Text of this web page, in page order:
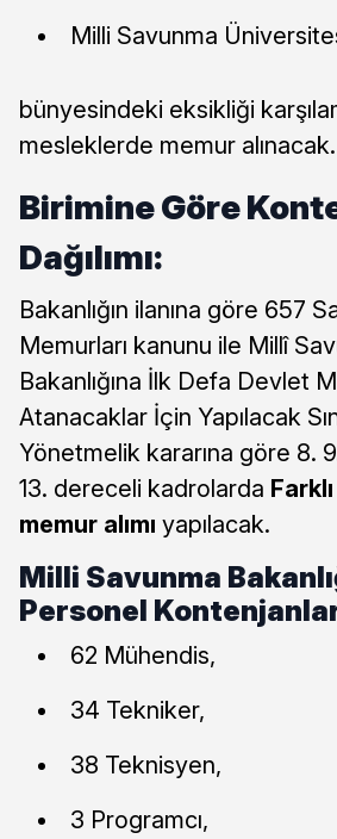
Milli Savunma
bünyesindeki eksikliği
mesleklerde memur alınacak.
Birimine Göre
Dağılımı:
Bakanlığın ilanına göre 657
Memurları kanunu ile Millî
Bakanlığına İlk Defa Devlet
Atanacaklar İçin Yapılacak
Yönetmelik kararına göre 8. 9.
13. dereceli kadrolarda
memur alımı yapılacak.
Milli Savunma
Personel
62 Mühendis,
34 Tekniker,
38 Teknisyen,
3 Programcı,